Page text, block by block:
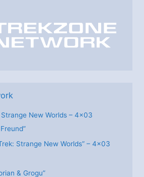
New Worlds – 4×03
Strange New Worlds” – 4×03
& Grogu”